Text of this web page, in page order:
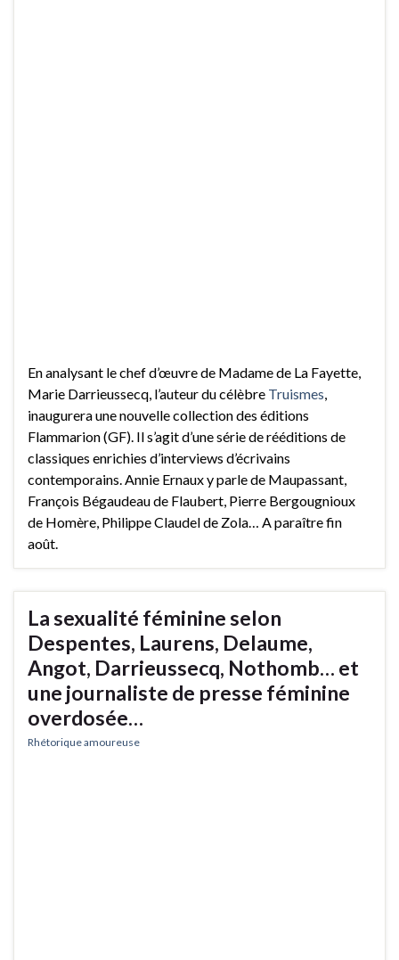
En analysant le chef d’œuvre de Madame de La Fayette,
Marie Darrieussecq, l’auteur du célèbre Truismes,
inaugurera une nouvelle collection des éditions
Flammarion (GF). Il s’agit d’une série de rééditions de
classiques enrichies d’interviews d’écrivains
contemporains. Annie Ernaux y parle de Maupassant,
François Bégaudeau de Flaubert, Pierre Bergougnioux
de Homère, Philippe Claudel de Zola… A paraître fin
août.
La sexualité féminine selon
Despentes, Laurens, Delaume,
Angot, Darrieussecq, Nothomb… et
une journaliste de presse féminine
overdosée…
Rhétorique amoureuse